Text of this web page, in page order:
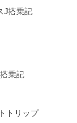
J搭乗記
乗記
トリップ